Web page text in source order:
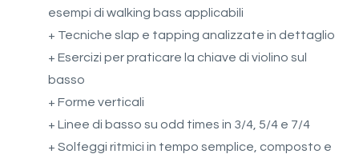
esempi di walking bass applicabili
+ Tecniche slap e tapping analizzate in dettaglio
+ Esercizi per praticare la chiave di violino sul
basso
+ Forme verticali
+ Linee di basso su odd times in 3/4, 5/4 e 7/4
+ Solfeggi ritmici in tempo semplice, composto e